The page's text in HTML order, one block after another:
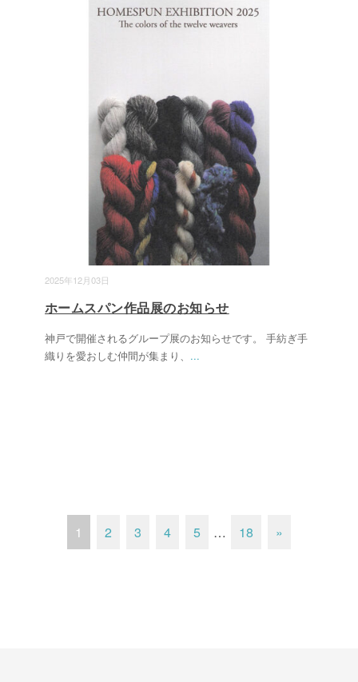
2025年12月03日
ホームスパン作品展のお知らせ
神戸で開催されるグループ展のお知らせです。 手紡ぎ手
織りを愛おしむ仲間が集まり、 ...
1 2 3 4 5 … 18 »